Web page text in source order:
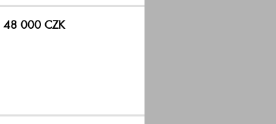
48 000 CZK